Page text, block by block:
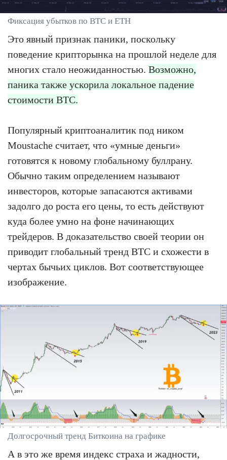
Фиксация убытков по BTC и ETH
Это явный признак паники, поскольку
поведение крипторынка на прошлой неделе для
многих стало неожиданностью. Возможно,
паника также ускорила локальное падение
стоимости BTC.
Популярный криптоаналитик под ником
Moustache считает, что «умные деньги»
готовятся к новому глобальному буллрану.
Обычно таким определением называют
инвесторов, которые запасаются активами
задолго до роста его цены, то есть действуют
куда более умно на фоне начинающих
трейдеров. В доказательство своей теории он
приводит глобальный тренд BTC и схожести в
чертах бычьих циклов. Вот соответствующее
изображение.
Долгосрочный тренд Биткоина на графике
А в это же время индекс страха и жадности,